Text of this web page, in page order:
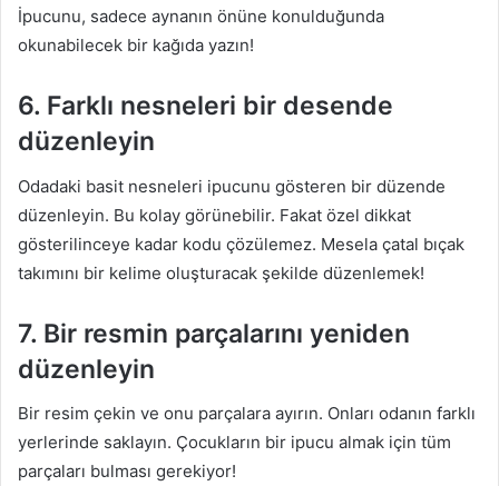
İpucunu, sadece aynanın önüne konulduğunda
okunabilecek bir kağıda yazın!
6. Farklı nesneleri bir desende
düzenleyin
Odadaki basit nesneleri ipucunu gösteren bir düzende
düzenleyin. Bu kolay görünebilir. Fakat özel dikkat
gösterilinceye kadar kodu çözülemez. Mesela çatal bıçak
takımını bir kelime oluşturacak şekilde düzenlemek!
7. Bir resmin parçalarını yeniden
düzenleyin
Bir resim çekin ve onu parçalara ayırın. Onları odanın farklı
yerlerinde saklayın. Çocukların bir ipucu almak için tüm
parçaları bulması gerekiyor!